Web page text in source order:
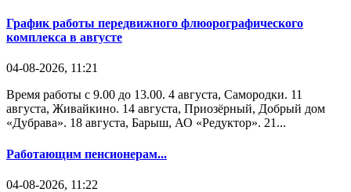
График работы передвижного флюорографического
комплекса в августе
04-08-2026, 11:21
Время работы с 9.00 до 13.00. 4 августа, Самородки. 11
августа, Живайкино. 14 августа, Приозёрный, Добрый дом
«Дубрава». 18 августа, Барыш, АО «Редуктор». 21...
Работающим пенсионерам...
04-08-2026, 11:22